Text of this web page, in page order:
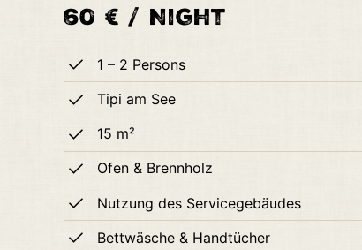
60 € / Night
1 – 2 Persons
Tipi am See
15 m²
Ofen & Brennholz
Nutzung des Servicegebäudes
Bettwäsche & Handtücher